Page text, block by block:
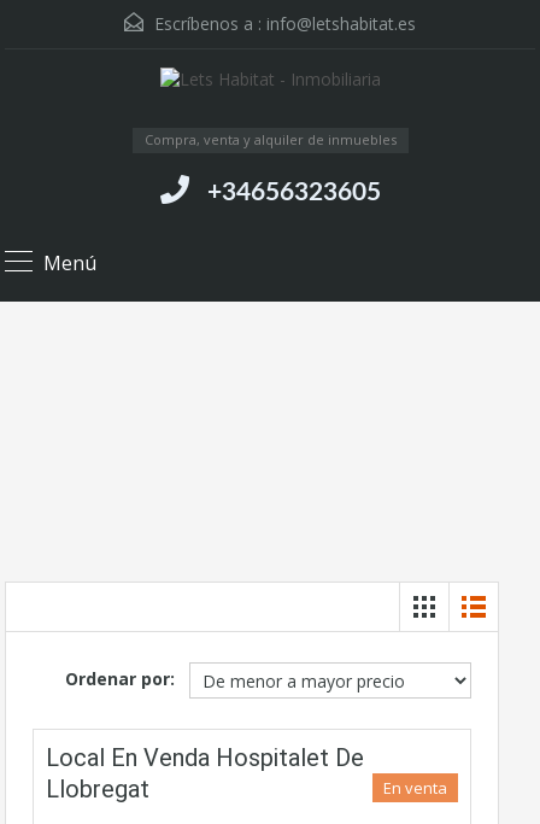
Escríbenos a : info@letshabitat.es
Compra, venta y alquiler de inmuebles
+34656323605
Menú
Ordenar por:
Local En Venda Hospitalet De
Llobregat
En venta